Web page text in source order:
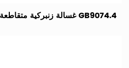
GB9074.4 غسالة زنبركية متقاطعة وغسالة مسطحة